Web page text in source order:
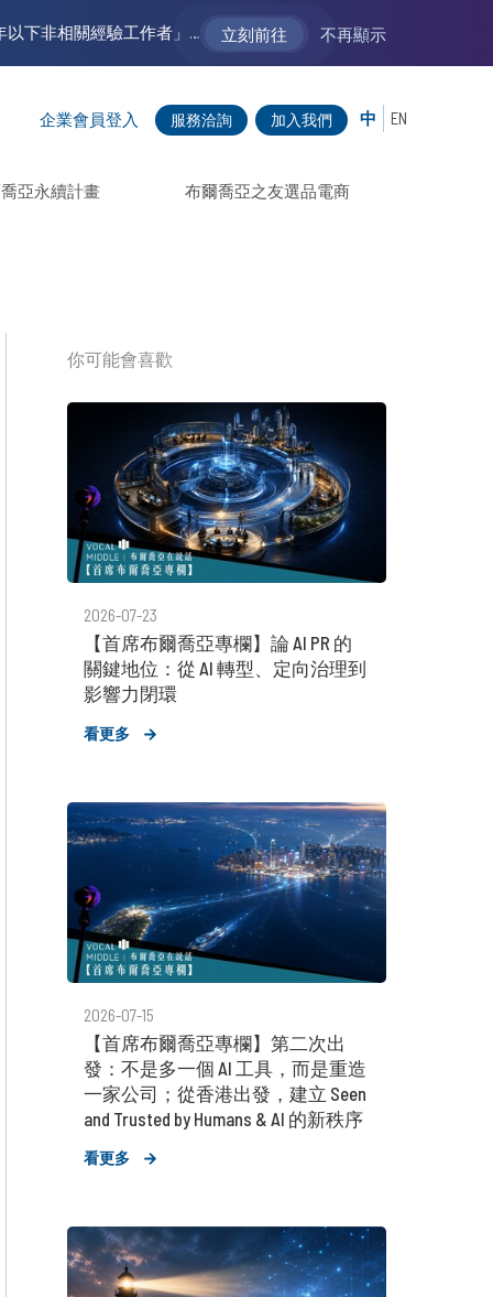
企業會員登入 服務洽詢 加入我們
亞永續計畫 布爾喬亞之友選品電商
中 EN
你可能會喜歡
2026-07-23
【首席布爾喬亞專欄】論 AI PR 的
關鍵地位：從 AI 轉型、定向治理到
影響力閉環
看更多
2026-07-15
【首席布爾喬亞專欄】第二次出
發：不是多一個 AI 工具，而是重造
一家公司；從香港出發，建立 Seen
and Trusted by Humans & AI 的新秩序
看更多
【VM 布爾喬亞招募中】新聲代發展計劃 2.0 ── AI PR 人才加速養成計劃（歡迎「應屆畢業生」、「一年以下相關 / 三年以下非相關經驗工作者」申請加入） 立刻前往 不再顯示